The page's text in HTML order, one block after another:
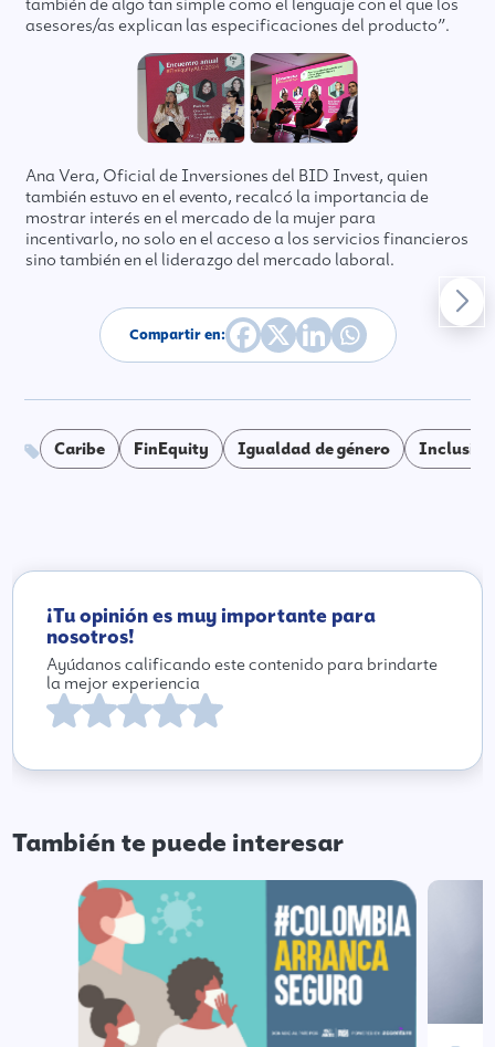
también de algo tan simple como el lenguaje con el que los
asesores/as explican las especificaciones del producto”.
Ana Vera, Oficial de Inversiones del BID Invest, quien
también estuvo en el evento, recalcó la importancia de
mostrar interés en el mercado de la mujer para
incentivarlo, no solo en el acceso a los servicios financieros
sino también en el liderazgo del mercado laboral.
Compartir en:
Caribe FinEquity Igualdad de género
¡Tu opinión es muy importante para
nosotros!
Ayúdanos calificando este contenido para brindarte
la mejor experiencia
También te puede interesar